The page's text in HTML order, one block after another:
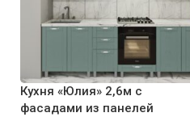
Кухня «Юлия» 2,6м с
фасадами из панелей